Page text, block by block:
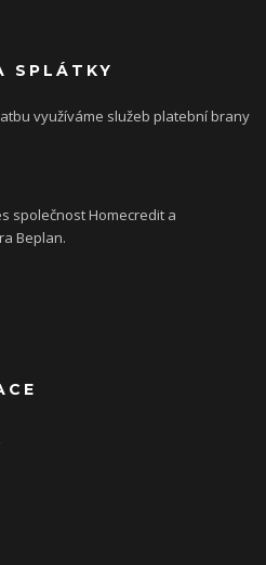
SPLÁTKY
využíváme služeb platební brany
společnost Homecredit a
Beplan.